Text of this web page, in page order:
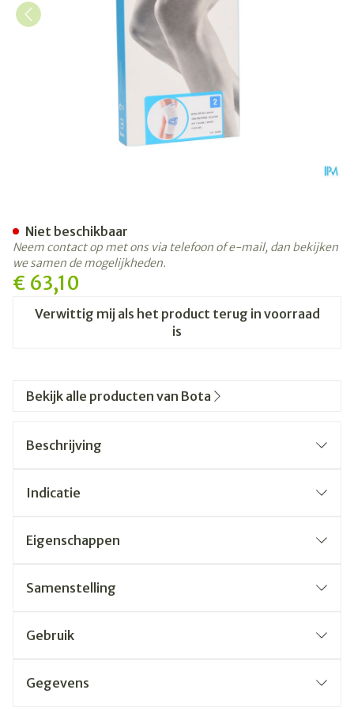
€ 63,10
Verwittig mij als het product terug in voorraad
is
Niet beschikbaar
Neem contact op met ons via telefoon of e-mail, dan bekijken
we samen de mogelijkheden.
Bekijk alle producten van Bota
Beschrijving
Indicatie
Eigenschappen
Samenstelling
Gebruik
Gegevens